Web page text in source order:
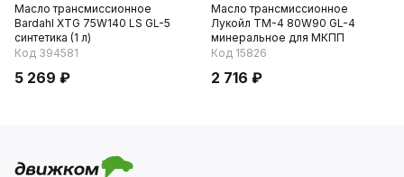
Масло трансмиссионное
Bardahl XTG 75W140 LS GL-5
синтетика (1 л)
Код 394581
5 269 ₽
Масло трансмиссионное
Лукойл ТМ-4 80W90 GL-4
минеральное для МКПП
передн.прив...
Код 15826
2 716 ₽